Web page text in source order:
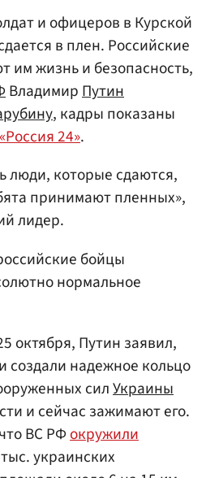
и офицеров в Курской
в плен. Российские
им жизнь и безопасность,
ВладимирПутин
, кадры показаны
«Россия 24».
люди, которые сдаются,
принимают пленных»,
лидер.
бойцы
нормальное
октября, Путин заявил,
создали надежное кольцо
силУкраины
и сейчас зажимают его.
ВС РФокружили
украинских